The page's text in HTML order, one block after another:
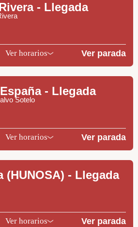
- Llegada
Ver horarios Ver parada
- Llegada
Sotelo
Ver horarios Ver parada
(HUNOSA) - Llegada
Ver horarios Ver parada